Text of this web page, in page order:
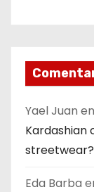
Yael Juan en
Kardashian
streetwear?
Eda Barba